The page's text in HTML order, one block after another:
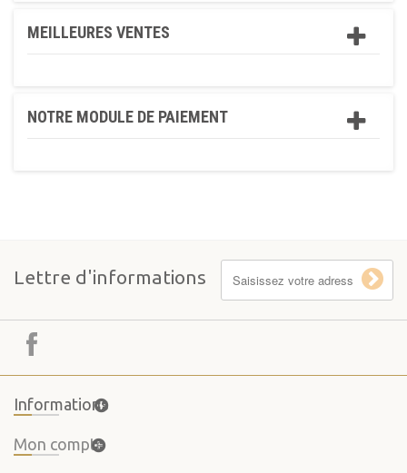
MEILLEURES VENTES
NOTRE MODULE DE PAIEMENT
Lettre d'informations
Informations
Mon compte